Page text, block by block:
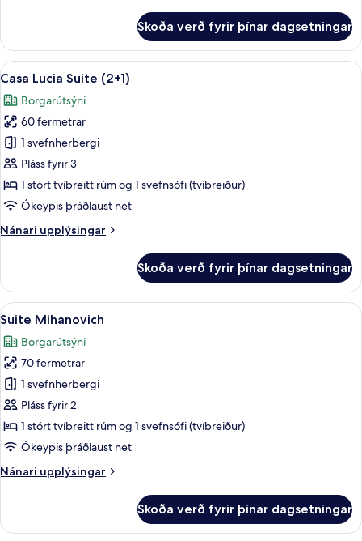
(Casa
Lucia)
Skoða verð fyrir þínar dagsetningar
Skoða
allar
myndir
fyrir
Casa
Lucia
Suite
(2+1)
12
Casa Lucia Suite (2+1)
Borgarútsýni
60 fermetrar
1 svefnherbergi
Pláss fyrir 3
1 stórt tvíbreitt rúm og 1 svefnsófi (tvíbreiður)
Ókeypis þráðlaust net
Nánari upplýsingar
Nánari
Lucia
Suite
(2+1)
Skoða verð fyrir þínar dagsetningar
Skoða
allar
myndir
fyrir
Suite
Mihanovich
42-tommu snjallsjónvarp með
15
Suite Mihanovich
Borgarútsýni
70 fermetrar
1 svefnherbergi
Pláss fyrir 2
1 stórt tvíbreitt rúm og 1 svefnsófi (tvíbreiður)
Ókeypis þráðlaust net
Nánari upplýsingar
Nánari
Mihanovich
Skoða verð fyrir þínar dagsetningar